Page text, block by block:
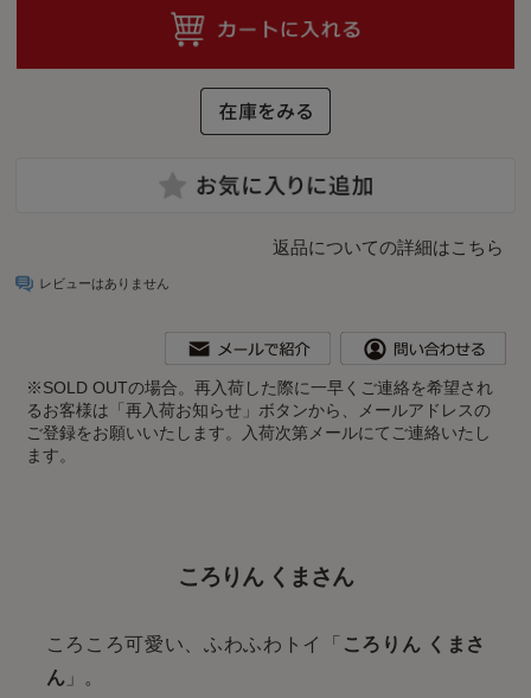
返品についての詳細はこちら
レビューはありません
※SOLD OUTの場合。再入荷した際に一早くご連絡を希望され
るお客様は「再入荷お知らせ」ボタンから、メールアドレスの
ご登録をお願いいたします。入荷次第メールにてご連絡いたし
ます。
ころりん くまさん
ころころ可愛い、ふわふわトイ「 ころりん くまさ
ん」。